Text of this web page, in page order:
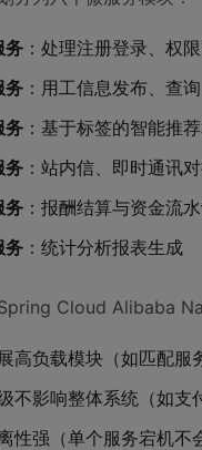
务 ：处理注册登录、权
务 ：用工信息发布、查
务 ：基于标签的智能推
务 ：站内信、即时通讯
务 ：报酬结算与资金流
务 ：统计分析报表生成
Cloud Alibaba
高负载模块（如匹配服
不影响整体系统（如支
性强（单个服务宕机不